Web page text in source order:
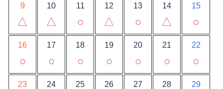
9
△
10
△
11
○
12
△
13
○
14
△
15
○
16
○
17
○
18
○
19
○
20
○
21
○
22
○
23 24 25 26 27 28 29